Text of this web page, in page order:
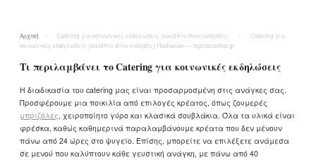
Αρχική › Catering για κοινωνικές εκδηλώσεις (κατόπιν συνεννόησης) ›
Catering για
κοινωνικές εκδηλώσεις (κατόπιν συνεννόησης) Πασακάκι — mprizoladiko.gr
Τι περιλαμβάνει το Catering για κοινωνικές εκδηλώσεις
Η διαδικασία του catering μας είναι προσαρμοσμένη στις ανάγκες σας.
Προσφέρουμε μια ποικιλία από επιλογές κρέατος, όπως ζουμερές
μπριζόλες, χειροποίητο γύρο και κλασικά σουβλάκια. Όλα τα υλικά είναι
φρέσκα, καθώς καθημερινά παραλαμβάνουμε κρέατα που δεν μένουν
πάνω από 24 ώρες στο ψυγείο. Επίσης, μπορείτε να επιλέξετε ανάμεσα
σε μενού που καλύπτουν κάθε γευστική ανάγκη, με πάνω από 40